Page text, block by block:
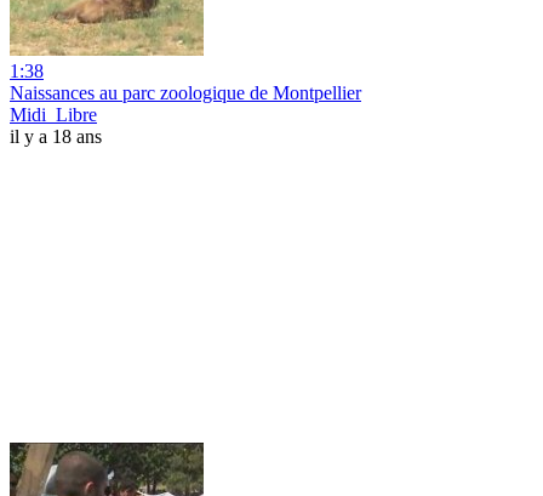
1:38
Naissances au parc zoologique de Montpellier
Midi_Libre
il y a 18 ans